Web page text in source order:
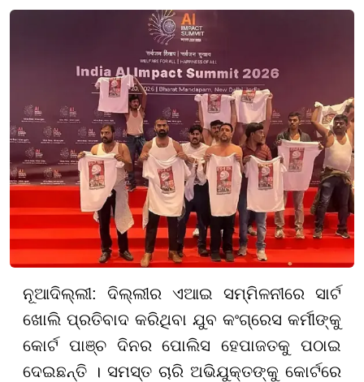
ନୂଆଦିଲ୍ଲୀ: ଦିଲ୍ଲୀର ଏଆଇ ସମ୍ମିଳନୀରେ ସାର୍ଟ
ଖୋଲି ପ୍ରତିବାଦ କରିଥିବା ଯୁବ କଂଗ୍ରେସ କର୍ମୀଙ୍କୁ
କୋର୍ଟ ପାଞ୍ଚ ଦିନର ପୋଲିସ ହେପାଜତକୁ ପଠାଇ
ଦେଇଛନ୍ତି । ସମସ୍ତ ଚାରି ଅଭିଯୁକ୍ତଙ୍କୁ କୋର୍ଟରେ